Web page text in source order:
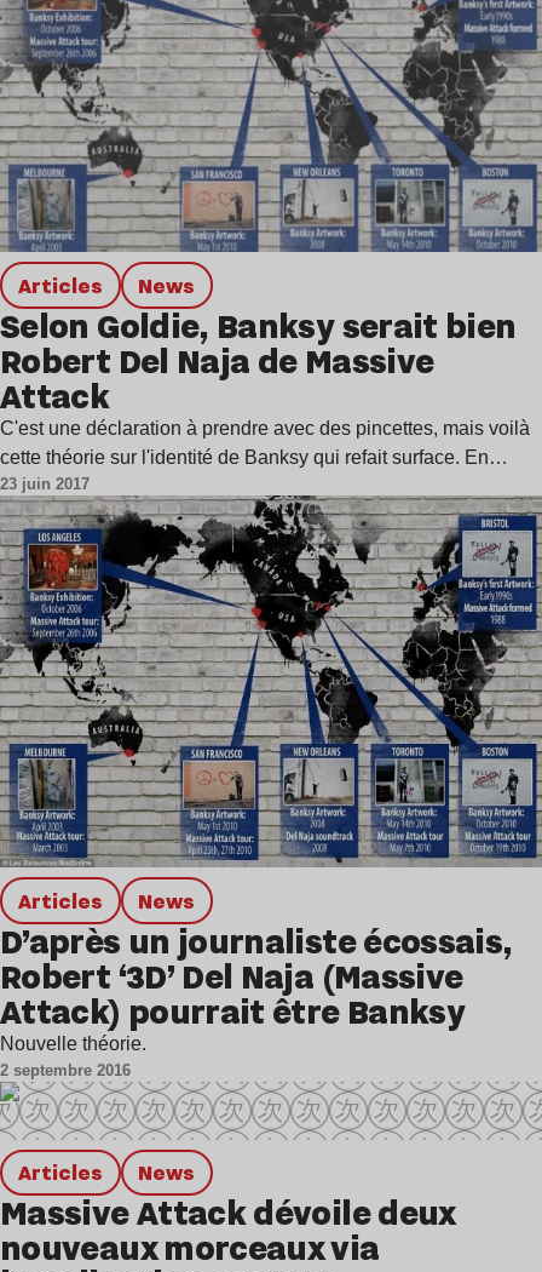
Articles news
Selon Goldie, Banksy serait bien
Robert Del Naja de Massive
Attack
C'est une déclaration à prendre avec des pincettes, mais voilà
cette théorie sur l'identité de Banksy qui refait surface. En…
23 juin 2017
Articles news
D’après un journaliste écossais,
Robert ‘3D’ Del Naja (Massive
Attack) pourrait être Banksy
Nouvelle théorie.
2 septembre 2016
Articles news
Massive Attack dévoile deux
nouveaux morceaux via